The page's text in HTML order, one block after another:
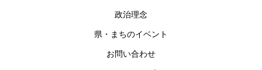
政治理念
県・まちのイベント
お問い合わせ